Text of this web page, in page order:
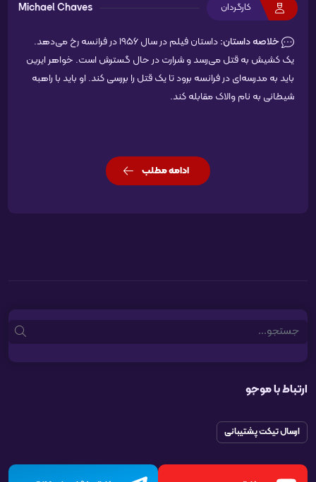
کارگردان Michael Chaves
خلاصه داستان:
داستان فیلم در سال 1956 در فرانسه رخ می‌دهد.
یک کشیش به قتل می‌رسد و شرارت در حال گسترش است. خواهر ایرین
باید به مدرسه‌ای در فرانسه برود تا یک قتل را بررسی کند. او باید با راهبه
شیطانی به نام والاک مقابله کند.
ادامه مطلب
Search
ارتباط با موجو
ارسال تیکت پشتیبانی